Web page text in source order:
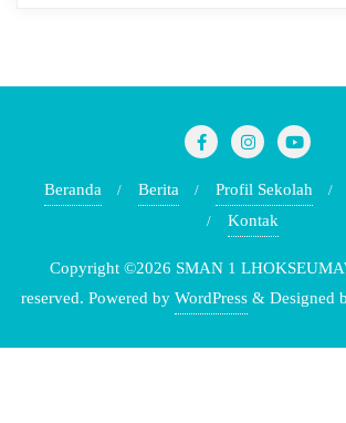
Beranda Berita Profil Sekolah
Kontak
Copyright ©2026 SMAN 1
reserved. Powered by WordPress & Designed